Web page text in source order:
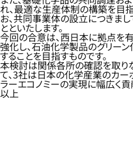
れ、最適な生産体制の構築を目
お、共同事業体の設立につきま
とといたします。
今回の合意は、西日本に拠点を
強化し、石油化学製品のグリー
することを目指すものです。
本検討は関係各所の確認を取り
て、3社は日本の化学産業のカー
ラーエコノミーの実現に幅広く貢
以上